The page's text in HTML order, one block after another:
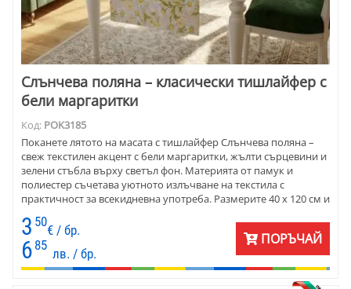
Слънчева поляна – класически тишлайфер с
бели маргаритки
Код: POK3185
Поканете лятото на масата с тишлайфер Слънчева поляна –
свеж текстилен акцент с бели маргаритки, жълти сърцевини и
зелени стъбла върху светъл фон. Материята от памук и
полиестер съчетава уютното излъчване на текстила с
практичност за всекидневна употреба. Размерите 40 х 120 см и
или градинска маса.
3 50
€ / бр.
6 85
лв. / бр.
ПОРЪЧАЙ